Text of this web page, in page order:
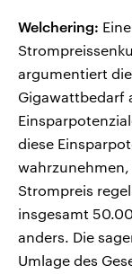
Welchering:
argumentiert
Gigawattbedarf
diese
Strompreis
insgesamt
anders. Die
Umlage des